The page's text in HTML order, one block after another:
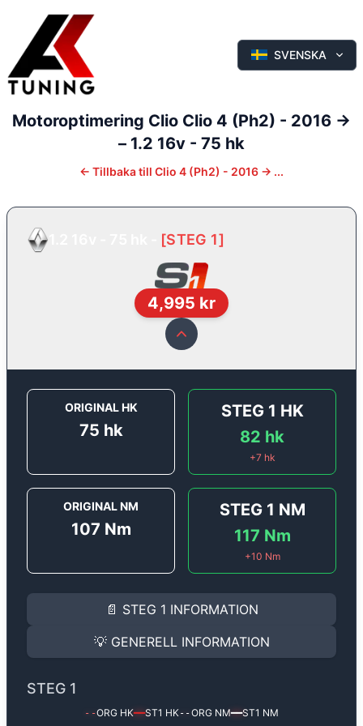
SVENSKA
Motoroptimering Clio Clio 4 (Ph2) - 2016 ->
– 1.2 16v - 75 hk
← Tillbaka till Clio 4 (Ph2) - 2016 -> ...
[STEG 1]
4,995 kr
ORIGINAL HK
75 hk
STEG 1 HK
82 hk
+7hk
ORIGINAL NM
107 Nm
STEG 1 NM
117 Nm
+10 Nm
📄 STEG 1 INFORMATION
INFORMATION
Steg 1
Renault Clio 1.2 16v - 75
Effekten ökar från75 hk till82 hkoch vridmomentet
(+7 hk & +10 Nm).
Ger mer effekt, högre vridmoment, lägre
Steg 1 mjukvara justerar vi ett antal
💡 GENERELL INFORMATION
✅ All mjukvara är skräddarsydd för din bil
✅ Felsökning inann samt efter optimering
STEG 1
--ORG HK━━ST1 HK--ORG NM━━ST1 NM